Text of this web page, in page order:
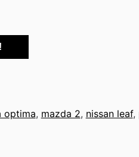
optima, mazda 2, nissan leaf,